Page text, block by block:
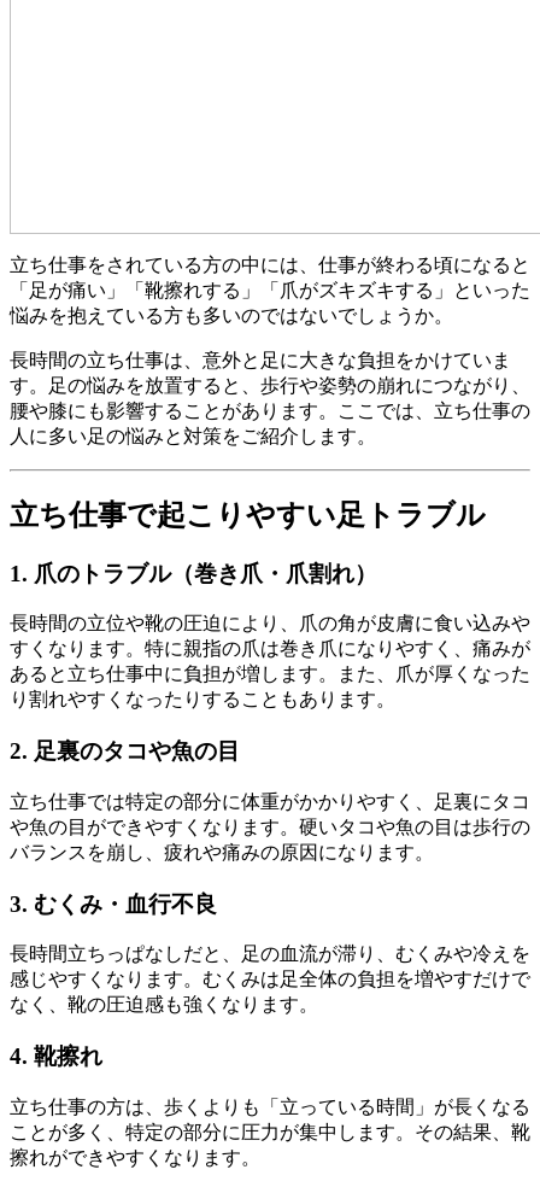
立ち仕事をされている方の中には、仕事が終わる頃になると
「足が痛い」「靴擦れする」「爪がズキズキする」といった
悩みを抱えている方も多いのではないでしょうか。
長時間の立ち仕事は、意外と足に大きな負担をかけていま
す。足の悩みを放置すると、歩行や姿勢の崩れにつながり、
腰や膝にも影響することがあります。ここでは、立ち仕事の
人に多い足の悩みと対策をご紹介します。
立ち仕事で起こりやすい足トラブル
1. 爪のトラブル（巻き爪・爪割れ）
長時間の立位や靴の圧迫により、爪の角が皮膚に食い込みや
すくなります。特に親指の爪は巻き爪になりやすく、痛みが
あると立ち仕事中に負担が増します。また、爪が厚くなった
り割れやすくなったりすることもあります。
2. 足裏のタコや魚の目
立ち仕事では特定の部分に体重がかかりやすく、足裏にタコ
や魚の目ができやすくなります。硬いタコや魚の目は歩行の
バランスを崩し、疲れや痛みの原因になります。
3. むくみ・血行不良
長時間立ちっぱなしだと、足の血流が滞り、むくみや冷えを
感じやすくなります。むくみは足全体の負担を増やすだけで
なく、靴の圧迫感も強くなります。
4. 靴擦れ
立ち仕事の方は、歩くよりも「立っている時間」が長くなる
ことが多く、特定の部分に圧力が集中します。その結果、靴
擦れができやすくなります。